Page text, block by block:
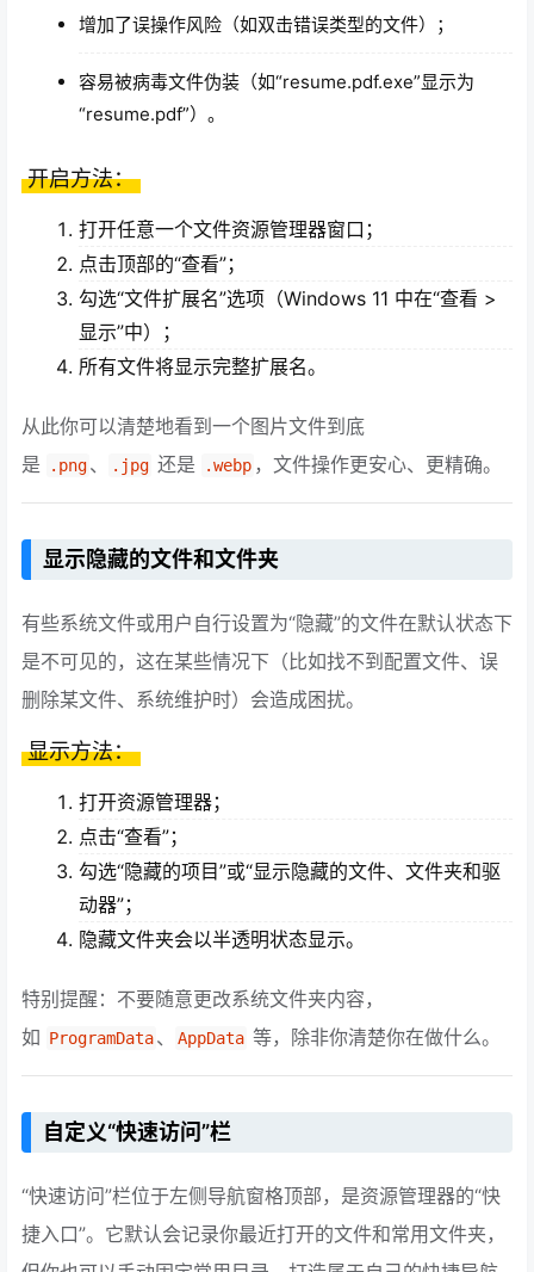
增加了误操作风险（如双击错误类型的文件）；
容易被病毒文件伪装（如“resume.pdf.exe”显示为
“resume.pdf”）。
开启方法：
打开任意一个文件资源管理器窗口；
点击顶部的“查看”；
勾选“文件扩展名”选项（Windows 11 中在“查看 >
显示”中）；
所有文件将显示完整扩展名。
从此你可以清楚地看到一个图片文件到底
是
.png、 .jpg 还是 .webp ，文件操作更安心、更精确。
显示隐藏的文件和文件夹
有些系统文件或用户自行设置为“隐藏”的文件在默认状态下
是不可见的，这在某些情况下（比如找不到配置文件、误
删除某文件、系统维护时）会造成困扰。
显示方法：
打开资源管理器；
点击“查看”；
勾选“隐藏的项目”或“显示隐藏的文件、文件夹和驱
动器”；
隐藏文件夹会以半透明状态显示。
特别提醒：不要随意更改系统文件夹内容，
如 ProgramData、 AppData 等，除非你清楚你在做什么。
自定义“快速访问”栏
“快速访问”栏位于左侧导航窗格顶部，是资源管理器的“快
捷入口”。它默认会记录你最近打开的文件和常用文件夹，